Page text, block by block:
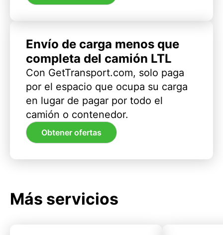
Envío de carga menos que
completa del camión LTL
Con GetTransport.com, solo paga
por el espacio que ocupa su carga
en lugar de pagar por todo el
camión o contenedor.
Obtener ofertas
Más servicios